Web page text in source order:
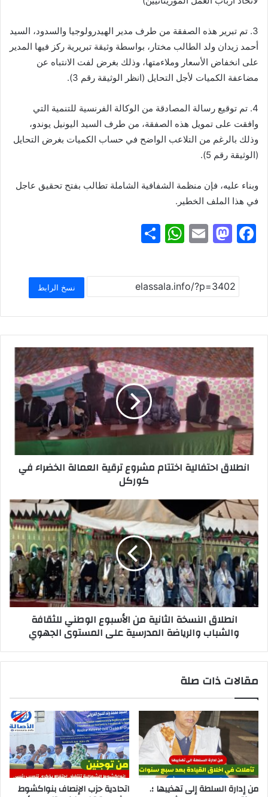
3. تم تبرير هذه الصفقة من طرف مدير الهيدرولوجيا والسدود، السيد
أحمد زيدان ولد الطالب مختار، بواسطة وثيقة تبريرية ركز فيها المدير
على انخفاض الأسعار وملاءمتها، وذلك بغرض لفت الانتباه عن
مضاعفة الكميات لأجل التحايل (انظر الوثيقة رقم 3).
4. تم توقيع رسالة المصادقة من الوكالة الفرنسية للتنمية التي
وافقت على تمويل هذه الصفقة، من طرف السيد اليونيل يوندو،
وذلك بالرغم من التلاعب الواضح في حساب الكميات بغرض التحايل
(الوثيقة رقم 5).
وبناء عليه، فإن منظمة الشفافية الشاملة تطالب بفتح تحقيق عاجل
في هذا الملف الخطير.
F
c
e
b
o
o
k
M
st
o
d
o
n
E
ai
l
W
at
s
A
p
p
ar
e
نسخ الرابط
انطلاق احتفالية اختتام مشروع ترقية العمالة الخضراء في
كوركل
انطلاق النسخة الثانية من الأسبوع الوطني للثقافة
والشباب والرياضة المدرسية على المستوى الجهوي
مقالات ذات صلة
من إدارة السلطة إلى تهذيبها ؛. اتحادية حزب الإنصاف بنواكشوط